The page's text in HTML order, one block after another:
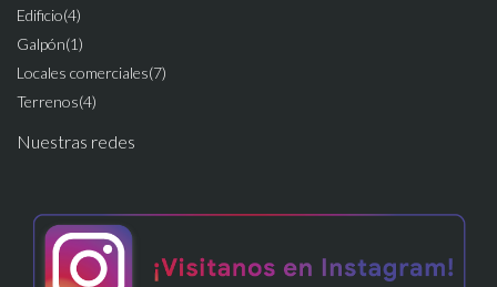
Edificio(4)
Galpón(1)
Locales comerciales(7)
Terrenos(4)
Nuestras redes